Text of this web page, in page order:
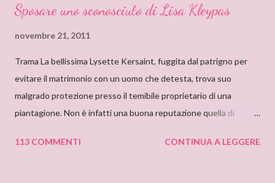
Sposare uno sconosciuto di Lisa Kleypas
novembre 21, 2011
Trama La bellissima Lysette Kersaint, fuggita dal patrigno per
evitare il matrimonio con un uomo che detesta, trova suo
malgrado protezione presso il temibile proprietario di una
piantagione. Non è infatti una buona reputazione quella di
collere, e con un misterioso passato. Addirittura si mormora che
113 COMMENTI CONTINUA A LEGGERE